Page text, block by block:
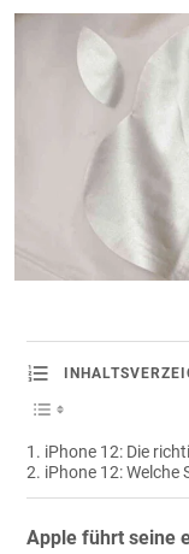
iPhone 12: Die
iPhone 12: Welche
Apple führt seine